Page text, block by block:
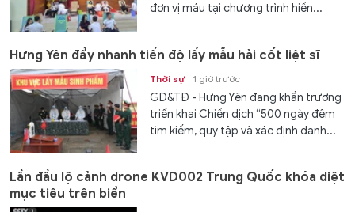
đơn vị máu tại chương trình hiến...
Hưng Yên đẩy nhanh tiến độ lấy mẫu hài cốt liệt sĩ
Thời sự 1 giờ trước
GD&TĐ - Hưng Yên đang khẩn trương
triển khai Chiến dịch “500 ngày đêm
tìm kiếm, quy tập và xác định danh...
Lần đầu lộ cảnh drone KVD002 Trung Quốc khóa diệt
mục tiêu trên biển